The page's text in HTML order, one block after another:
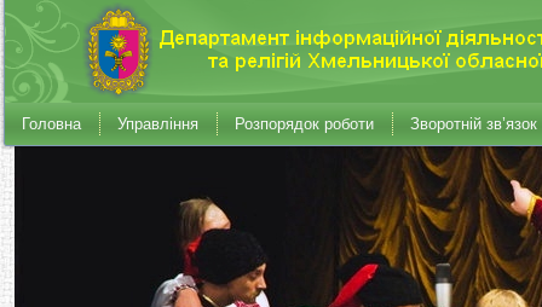
Головна Управління Розпорядок роботи Зворотній зв’язок